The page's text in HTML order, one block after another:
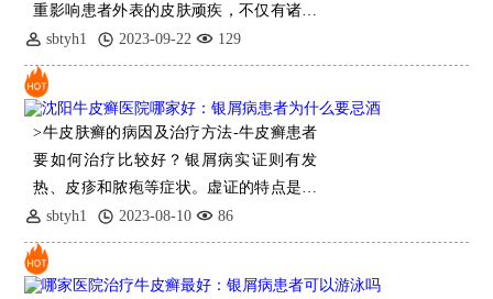
重影响患者外表的皮肤顽疾，不仅有诸多
危害，如可能会损害患者的关节、脏器、
还可能会引发牛皮癣的并发症：肾病变、
胃肠道疾
sbtyh1 2023-09-22 129
>牛皮肤癣的病因及治疗方法-牛皮癣患者
要如何治疗比较好？银屑病实证则有发
热、皮疹和脓疱等症状。虚证的特点是对
氨基酸的吸收差、蛋白
sbtyh1 2023-08-10 86